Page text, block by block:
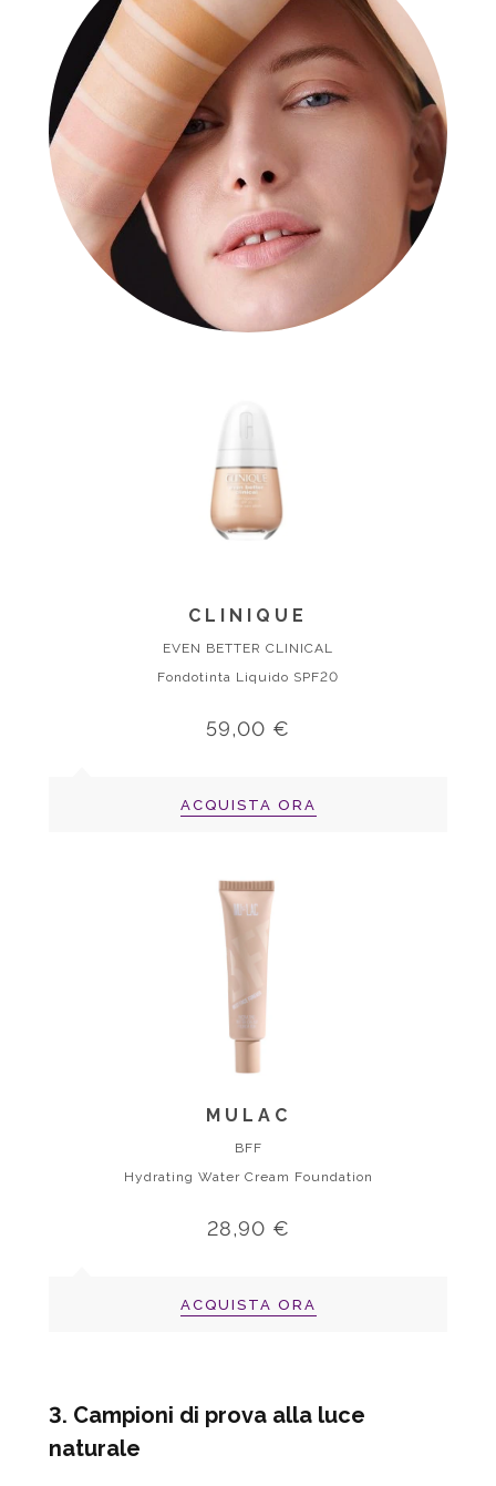
CLINIQUE
EVEN BETTER CLINICAL
Fondotinta Liquido SPF20
59,00 €
ACQUISTA ORA
MULAC
BFF
Hydrating Water Cream Foundation
28,90 €
ACQUISTA ORA
3. Campioni di prova alla luce
naturale